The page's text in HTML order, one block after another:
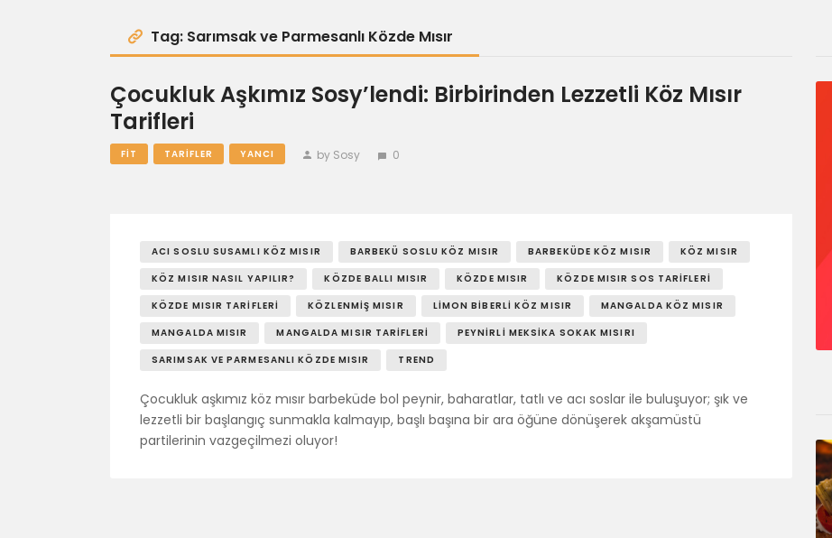
Tag: Sarımsak ve Parmesanlı Közde Mısır
Çocukluk Aşkımız Sosy’lendi: Birbirinden Lezzetli Köz Mısır
Tarifleri
FIT TARIFLER YANCI by Sosy 0
ACI SOSLU SUSAMLI KÖZ MISIR BARBEKÜ SOSLU KÖZ MISIR BARBEKÜDE KÖZ MISIR
KÖZ MISIR
KÖZ MISIR NASIL YAPILIR?
KÖZDE BALLI MISIR KÖZDE MISIR
KÖZDE MISIR SOS TARIFLERI
KÖZDE MISIR TARIFLERI
KÖZLENMIŞ MISIR LIMON BIBERLI KÖZ MISIR
MANGALDA KÖZ MISIR
MANGALDA MISIR
MANGALDA MISIR TARIFLERI
PEYNIRLI MEKSIKA SOKAK MISIRI
SARIMSAK VE PARMESANLI KÖZDE MISIR
TREND
Çocukluk aşkımız köz mısır barbeküde bol peynir, baharatlar, tatlı ve acı soslar ile buluşuyor; şık ve
lezzetli bir başlangıç sunmakla kalmayıp, başlı başına bir ara öğüne dönüşerek akşamüstü
partilerinin vazgeçilmezi oluyor!